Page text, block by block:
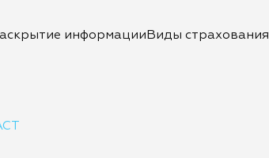
информации Виды страхования